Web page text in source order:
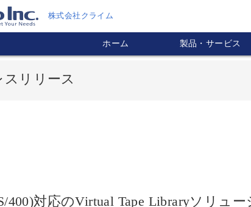
株式会社クライム
ホーム 製品・サービス
スリリース
400)対応のVirtual Tape Libraryソリュー